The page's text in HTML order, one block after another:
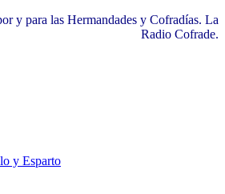
y para las Hermandades y Cofradías. La
Radio Cofrade.
y Esparto